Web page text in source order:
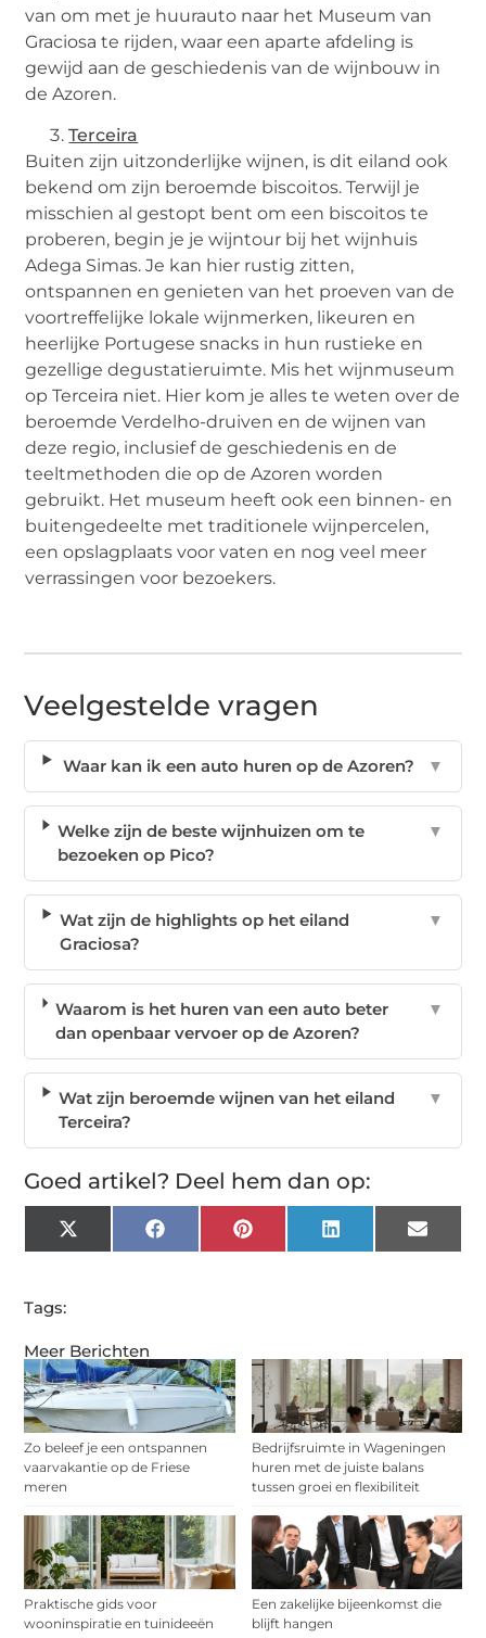
Meer Berichten
Zo beleef je een ontspannen
vaarvakantie op de Friese
meren
Bedrijfsruimte in Wageningen
huren met de juiste balans
tussen groei en flexibiliteit
Praktische gids voor
wooninspiratie en tuinideeën
Een zakelijke bijeenkomst die
blijft hangen
van om met je huurauto naar het Museum van
Graciosa te rijden, waar een aparte afdeling is
gewijd aan de geschiedenis van de wijnbouw in
de Azoren.
Terceira
Buiten zijn uitzonderlijke wijnen, is dit eiland ook
bekend om zijn beroemde biscoitos. Terwijl je
misschien al gestopt bent om een biscoitos te
proberen, begin je je wijntour bij het wijnhuis
Adega Simas. Je kan hier rustig zitten,
ontspannen en genieten van het proeven van de
voortreffelijke lokale wijnmerken, likeuren en
heerlijke Portugese snacks in hun rustieke en
gezellige degustatieruimte. Mis het wijnmuseum
op Terceira niet. Hier kom je alles te weten over de
beroemde Verdelho-druiven en de wijnen van
deze regio, inclusief de geschiedenis en de
teeltmethoden die op de Azoren worden
gebruikt. Het museum heeft ook een binnen- en
buitengedeelte met traditionele wijnpercelen,
een opslagplaats voor vaten en nog veel meer
verrassingen voor bezoekers.
Veelgestelde vragen
Waar kan ik een auto huren op de Azoren? ▼
Welke zijn de beste wijnhuizen om te
bezoeken op Pico?
▼
Wat zijn de highlights op het eiland
Graciosa?
▼
Waarom is het huren van een auto beter
dan openbaar vervoer op de Azoren?
▼
Wat zijn beroemde wijnen van het eiland
Terceira?
▼
Goed artikel? Deel hem dan op:
X
(Twitter)
FacebookPinterest LinkedIn Email
Tags: